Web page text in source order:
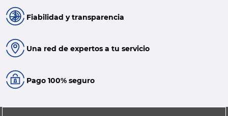
Fiabilidad y transparencia
Una red de expertos a tu servicio
Pago 100% seguro